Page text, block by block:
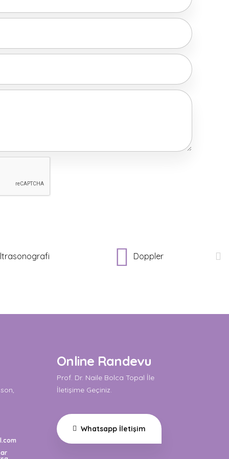
Doppler Tiroid ( Guatr ) Ultrasonu
Online Randevu
Prof. Dr. Naile Bolca Topal İle
İletişime Geçiniz.
Whatsapp İletişim